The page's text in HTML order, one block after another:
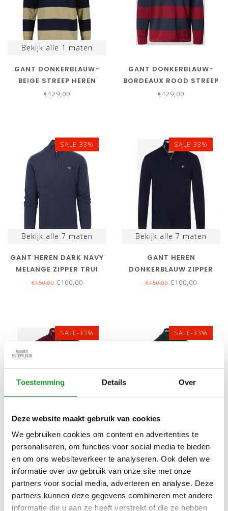
Toestemming Details Over
Deze website maakt gebruik van cookies
We gebruiken cookies om content en advertenties te
personaliseren, om functies voor social media te bieden
en om ons websiteverkeer te analyseren. Ook delen we
informatie over uw gebruik van onze site met onze
partners voor social media, adverteren en analyse. Deze
partners kunnen deze gegevens combineren met andere
informatie die u aan ze heeft verstrekt of die ze hebben
Bekijk alle 1 maten
GANT DONKERBLAUW-
BEIGE STREEP HEREN
RUGBY SHIRT SWEATER
€129,00
GANT DONKERBLAUW-
BORDEAUX ROOD STREEP
HEREN RUGBY SHIRT
€129,00
SALE-33%
Bekijk alle 7 maten
GANT HEREN DARK NAVY
MELANGE ZIPPER TRUI
RITSJE SUPERFINE
€150,00€100,00
SALE-33%
Bekijk alle 7 maten
GANT HEREN
DONKERBLAUW ZIPPER
TRUI RITSJE SUPERFINE
€150,00€100,00
SALE-33%
Bekijk alle 7maten
GANT HEREN BORDEAUX
ROOD ZIPPER TRUI RITSJE
SUPERFINE LAMSWOL
€150,00€100,00
SALE-33%
Bekijk alle
GANT HEREN
DONKERGROEN ZIPPER
TRUI RITSJE SUPERFINE
LAMSWOL
€150,00€100,00